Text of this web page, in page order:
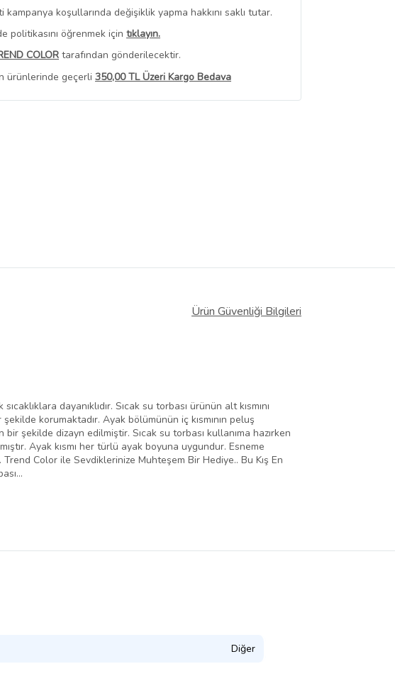
kampanya koşullarında değişiklik yapma hakkını saklı tutar.
politikasını öğrenmek için tıklayın.
COLOR tarafından gönderilecektir.
ürünlerinde geçerli 350,00 TL Üzeri Kargo Bedava
Tüm Ürünlerini Görüntüle
Ürün Güvenliği Bilgileri
dayanıklıdır. Sıcak su torbası ürünün alt kısmını
korumaktadır. Ayak bölümünün iç kısmının peluş
şekilde dizayn edilmiştir. Sıcak su torbası kullanıma hazırken
Ayak kısmı her türlü ayak boyuna uygundur. Esneme
Trend Color ile Sevdiklerinize Muhteşem Bir Hediye.. Bu Kış En
Diğer